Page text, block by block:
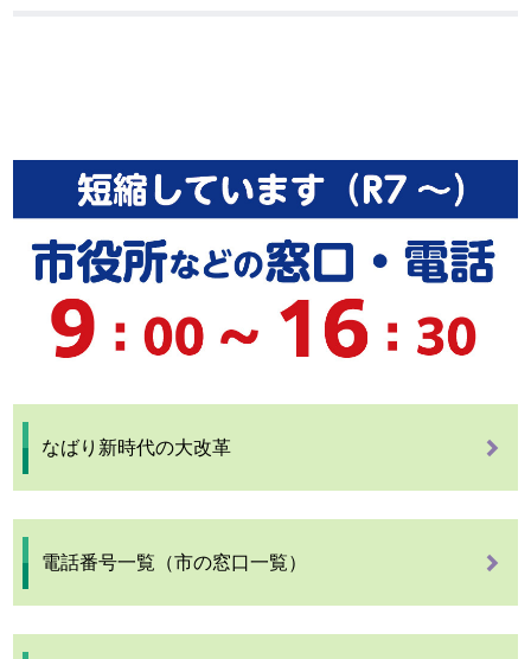
なばり新時代の大改革
電話番号一覧（市の窓口一覧）